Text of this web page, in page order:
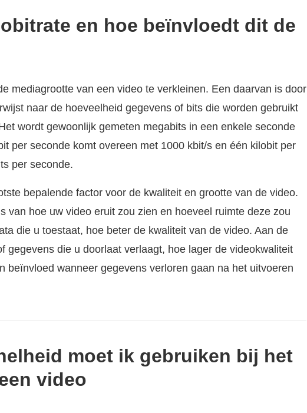
en hoe beïnvloedt dit de
mediagrootte van een video te verkleinen. Een daarvan is door
naar de hoeveelheid gegevens of bits die worden gebruikt
wordt gewoonlijk gemeten megabits in een enkele seconde
per seconde komt overeen met 1000 kbit/s en één kilobit per
per seconde.
bepalende factor voor de kwaliteit en grootte van de video.
van hoe uw video eruit zou zien en hoeveel ruimte deze zou
die u toestaat, hoe beter de kwaliteit van de video. Aan de
gegevens die u doorlaat verlaagt, hoe lager de videokwaliteit
beïnvloed wanneer gegevens verloren gaan na het uitvoeren
moet ik gebruiken bij het
video